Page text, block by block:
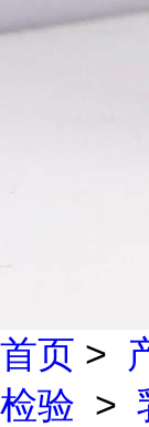
首页 >
检验 >